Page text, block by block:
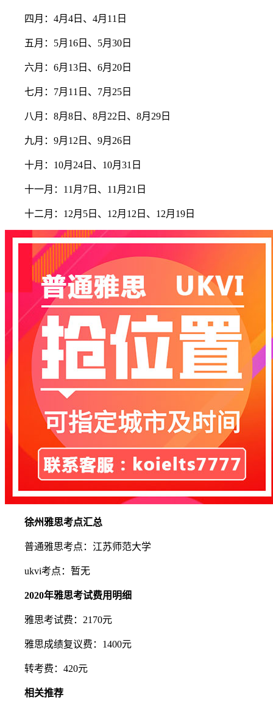
四月：4月4日、4月11日
五月：5月16日、5月30日
六月：6月13日、6月20日
七月：7月11日、7月25日
八月：8月8日、8月22日、8月29日
九月：9月12日、9月26日
十月：10月24日、10月31日
十一月：11月7日、11月21日
十二月：12月5日、12月12日、12月19日
徐州雅思考点汇总
普通雅思考点：江苏师范大学
ukvi考点：暂无
2020年雅思考试费用明细
雅思考试费：2170元
雅思成绩复议费：1400元
转考费：420元
相关推荐